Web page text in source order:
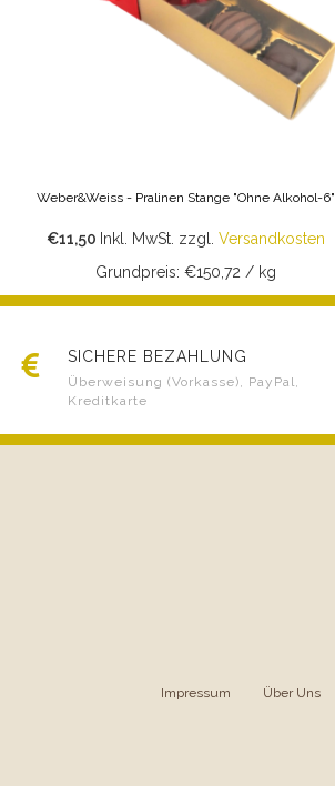
Weber&Weiss - Pralinen Stange "Ohne Alkohol-6"
€11,50 Inkl. MwSt. zzgl. Versandkosten
Grundpreis: €150,72 / kg
SICHERE BEZAHLUNG
Überweisung (Vorkasse), PayPal,
Kreditkarte
Impressum Über Uns